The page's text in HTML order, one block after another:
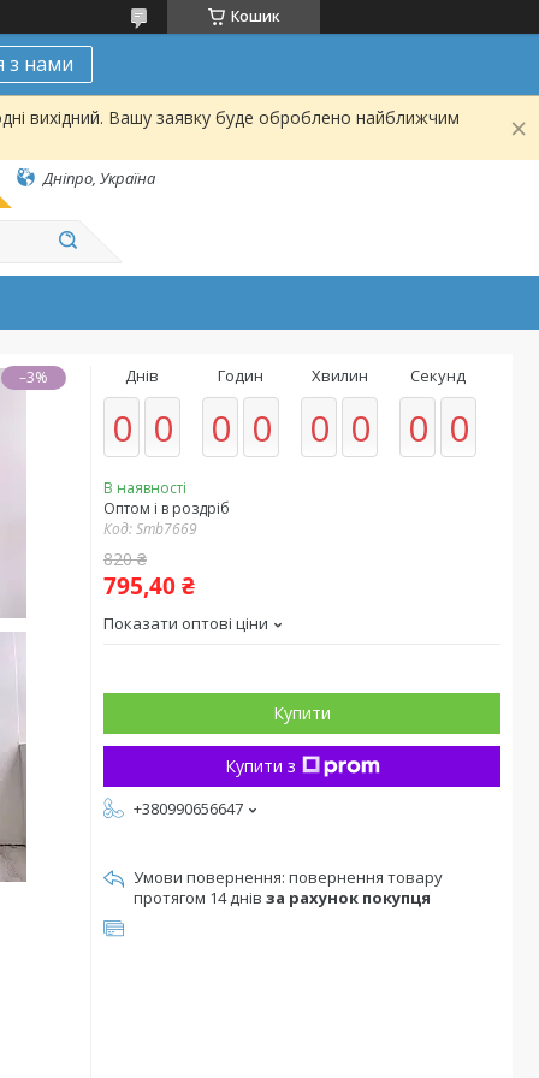
Кошик
з нами
вихідний. Вашу заявку буде оброблено найближчим
Дніпро, Україна
–3% Днів
0 0
Годин
0 0
Хвилин
0 0
Секунд
0 0
В наявності
Оптом і в роздріб
Код:Smb7669
820 ₴
795,40 ₴
Показати оптові ціни
Купити
Купити з
+380990656647
повернення товару
протягом 14 днів за рахунок покупця